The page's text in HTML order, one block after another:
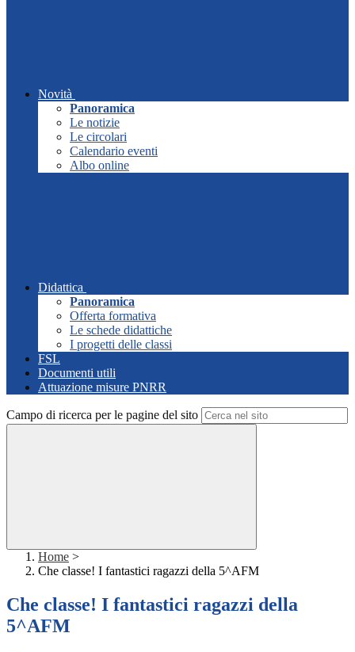
Novità
Panoramica
Le notizie
Le circolari
Calendario eventi
Albo online
Didattica
Panoramica
Offerta formativa
Le schede didattiche
I progetti delle classi
FSL
Documenti utili
Attuazione misure PNRR
Campo di ricerca per le pagine del sito
Home >
Che classe! I fantastici ragazzi della 5^AFM
Che classe! I fantastici ragazzi della
5^AFM